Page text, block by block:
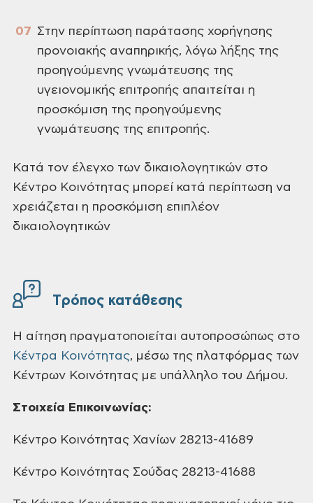
Στην περίπτωση παράτασης χορήγησης
προνοιακής αναπηρικής, λόγω λήξης της
προηγούμενης γνωμάτευσης της
υγειονομικής επιτροπής απαιτείται η
προσκόμιση της προηγούμενης
γνωμάτευσης της επιτροπής.
Κατά τον έλεγχο των δικαιολογητικών στο
Κέντρο Κοινότητας μπορεί κατά περίπτωση να
χρειάζεται η προσκόμιση επιπλέον
δικαιολογητικών
Tρόπος κατάθεσης
Η αίτηση πραγματοποιείται αυτοπροσώπως στο
Κέντρa Κοινότητας, μέσω της πλατφόρμας των
Κέντρων Κοινότητας με υπάλληλο του Δήμου.
Στοιχεία Επικοινωνίας:
Κέντρο Κοινότητας Χανίων 28213-41689
Κέντρο Κοινότητας Σούδας 28213-41688